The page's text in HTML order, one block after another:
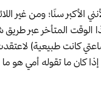
الأكبر سنًا؛ ومن غير
الوقت المتأخر عبر
كانت طبيعية)
كان ما تقوله أمي هو